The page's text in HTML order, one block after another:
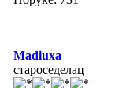
Madiuxa
староседелац